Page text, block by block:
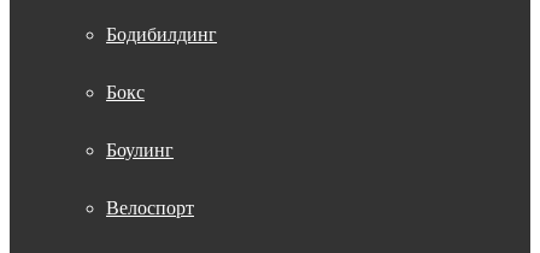
Бодибилдинг
Бокс
Боулинг
Велоспорт